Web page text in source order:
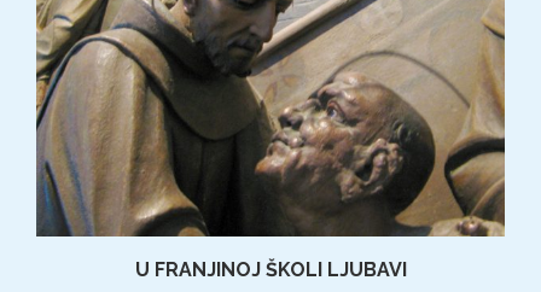
U FRANJINOJ ŠKOLI LJUBAVI